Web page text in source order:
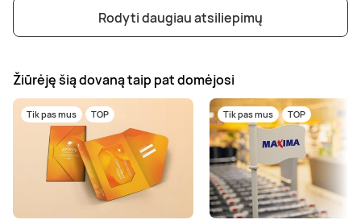
Rodyti daugiau atsiliepimų
Žiūrėję šią dovaną taip pat domėjosi
Tik pas mus TOP Tik pas mus TOP